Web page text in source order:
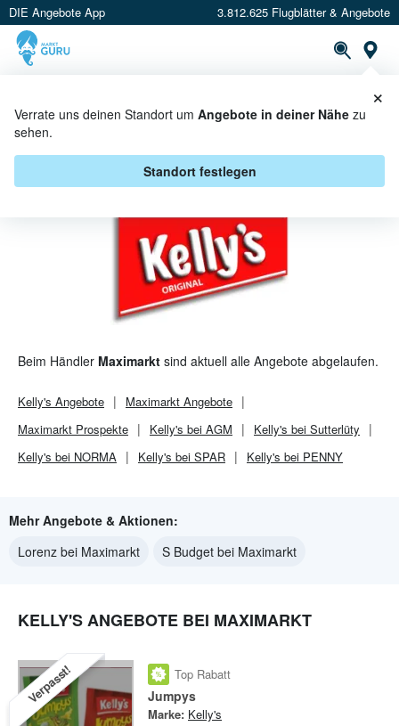
DIE Angebote App 3.812.625 Flugblätter & Angebote
Verrate uns deinen Standort um Angebote in deiner Nähe zu
sehen.
Standort festlegen
×
KELLY'S BEI MAXIMARKT -
ANGEBOTE & AKTIONEN
Beim Händler Maximarkt sind aktuell alle Angebote abgelaufen.
Kelly's Angebote Maximarkt Angebote
Maximarkt Prospekte Kelly's bei AGM
Kelly's bei Sutterlüty
Kelly's bei NORMA
Kelly's bei SPAR Kelly's bei PENNY
Mehr Angebote & Aktionen:
Lorenz bei Maximarkt
S Budget bei Maximarkt
KELLY'S ANGEBOTE BEI MAXIMARKT
Verpasst! Top Rabatt
Jumpys
Marke: Kelly's